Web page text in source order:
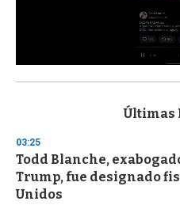
s
d
s
o
f
3
Últimas
03:25
Todd Blanche,
Trump, fue designado
Unidos